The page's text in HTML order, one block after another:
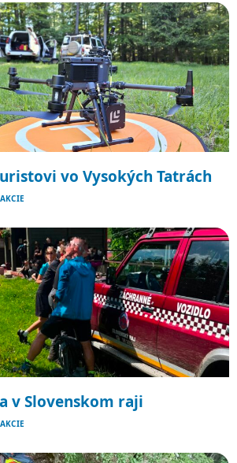
vo Vysokých Tatrách
v Slovenskom raji